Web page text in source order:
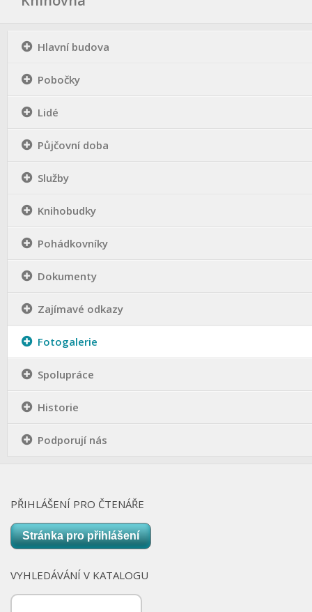
Fotogalerie
Dokumenty
Historie
Knihobudky
Pohádkovníky
Spolupráce
Podporují nás
Doporučujeme
Akce
Online katalog
Vzdělávací centrum
Informační centrum pro mládež
Kontakt
Nová budova
Hlavní budova
Pobočky
Lidé
Půjčovní doba
Služby
Knihobudky
Pohádkovníky
Dokumenty
Zajímavé odkazy
Fotogalerie
Spolupráce
Historie
Podporují nás
PŘIHLÁŠENÍ PRO ČTENÁŘE
Stránka pro přihlášení
VYHLEDÁVÁNÍ V KATALOGU